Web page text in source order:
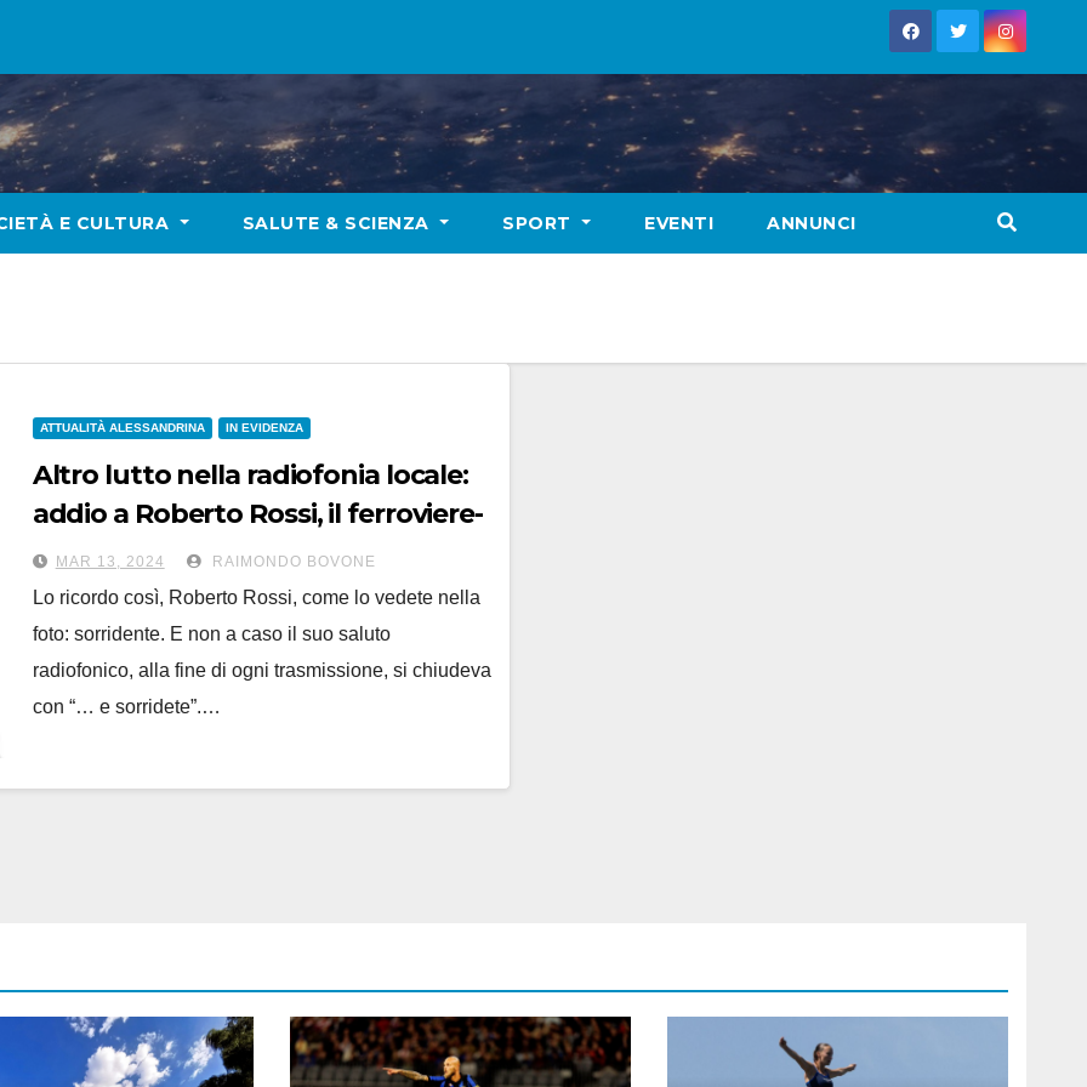
E CULTURA SALUTE & SCIENZA SPORT EVENTI ANNUNCI
ATTUALITÀ ALESSANDRINA IN EVIDENZA
Altro lutto nella radiofonia locale:
addio a Roberto Rossi, il ferroviere-
dj dai modi gentili
MAR 13, 2024 RAIMONDO BOVONE
Lo ricordo così, Roberto Rossi, come lo vedete nella
foto: sorridente. E non a caso il suo saluto
radiofonico, alla fine di ogni trasmissione, si chiudeva
con “… e sorridete”.…